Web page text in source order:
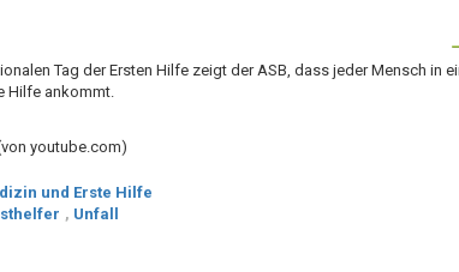
Tag der Ersten Hilfe zeigt der ASB, dass jeder Mensch in
Hilfe ankommt.
youtube.com)
und Erste Hilfe
, Unfall